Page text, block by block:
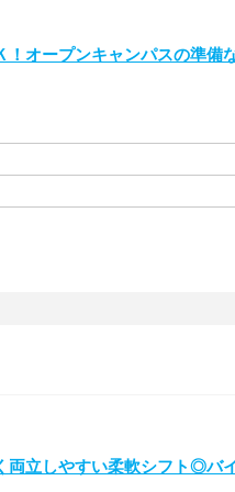
オープンキャンパスの準備
両立しやすい柔軟シフト◎バ